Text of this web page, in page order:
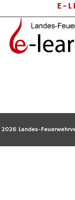
E-
Landes-